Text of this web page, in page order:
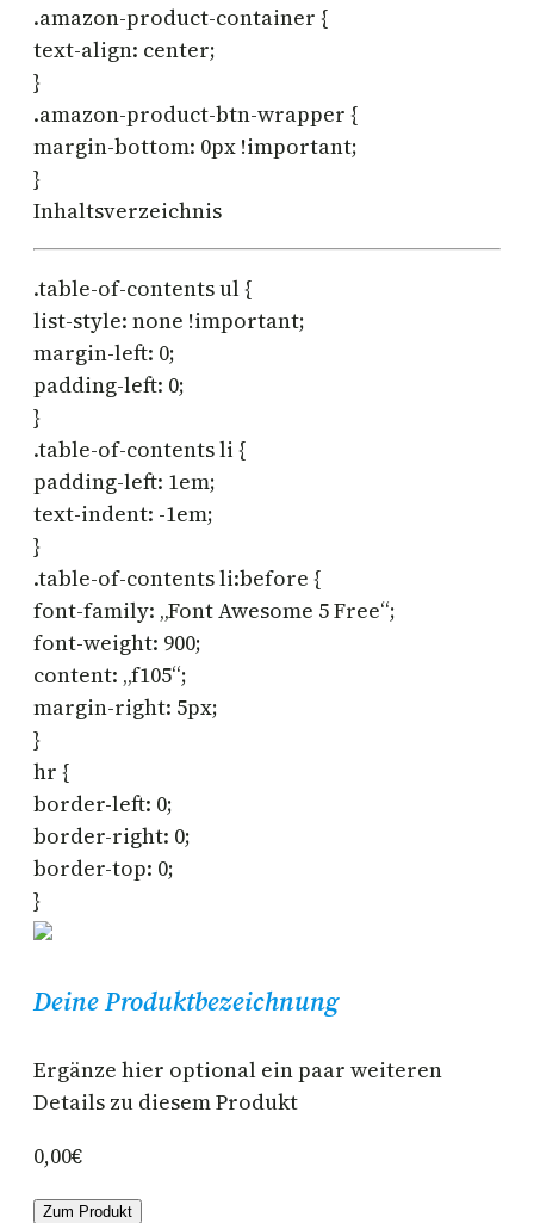
.amazon-product-container {
text-align: center;
}
.amazon-product-btn-wrapper {
margin-bottom: 0px !important;
}
Inhaltsverzeichnis
.table-of-contents ul {
list-style: none !important;
margin-left: 0;
padding-left: 0;
}
.table-of-contents li {
padding-left: 1em;
text-indent: -1em;
}
.table-of-contents li:before {
font-family: „Font Awesome 5 Free“;
font-weight: 900;
content: „f105“;
margin-right: 5px;
}
hr {
border-left: 0;
border-right: 0;
border-top: 0;
}
Deine Produktbezeichnung
Ergänze hier optional ein paar weiteren
Details zu diesem Produkt
0,00€
Zum Produkt